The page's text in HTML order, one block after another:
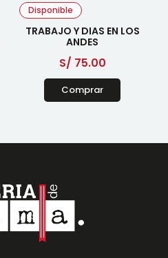
Disponible
TRABAJO Y DIAS EN LOS
ANDES
S/ 75.00
Comprar